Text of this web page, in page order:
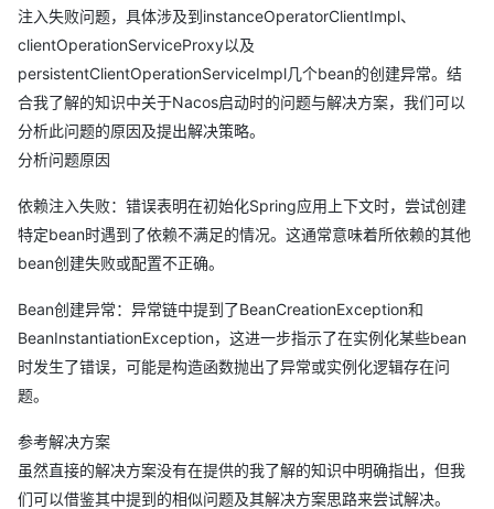
[jar:file:/D:/DCBrowserDownloads/nacos/target/nacos-
server.jar!/BOOT-INF/lib/nacos-naming-
2.2.3.jar!/com/alibaba/nacos/naming/core/v2/service/ClientOp
erationServiceProxy.class]: Unsatisfied dependency expressed
through constructor parameter 1; nested exception is
org.springframework.beans.factory.BeanCreationException:
'persistentClientOperationServiceImpl' defined in URL
[jar:file:/D:/DCBrowserDownloads/nacos/target/nacos-
server.jar!/BOOT-INF/lib/nacos-naming-
[com.alibaba.nacos.naming.core.v2.service.impl.PersistentClien
tOperationServiceImpl]: Constructor threw exception; nested
exception is java.lang.ExceptionInInitializerError
注入失败问题，具体涉及到instanceOperatorClientImpl、
clientOperationServiceProxy以及
persistentClientOperationServiceImpl几个bean的创建异常。结
合我了解的知识中关于Nacos启动时的问题与解决方案，我们可以
分析此问题的原因及提出解决策略。
分析问题原因
依赖注入失败：错误表明在初始化Spring应用上下文时，尝试创建
特定bean时遇到了依赖不满足的情况。这通常意味着所依赖的其他
bean创建失败或配置不正确。
Bean创建异常：异常链中提到了BeanCreationException和
BeanInstantiationException，这进一步指示了在实例化某些bean
时发生了错误，可能是构造函数抛出了异常或实例化逻辑存在问
题。
参考解决方案
虽然直接的解决方案没有在提供的我了解的知识中明确指出，但我
们可以借鉴其中提到的相似问题及其解决方案思路来尝试解决。